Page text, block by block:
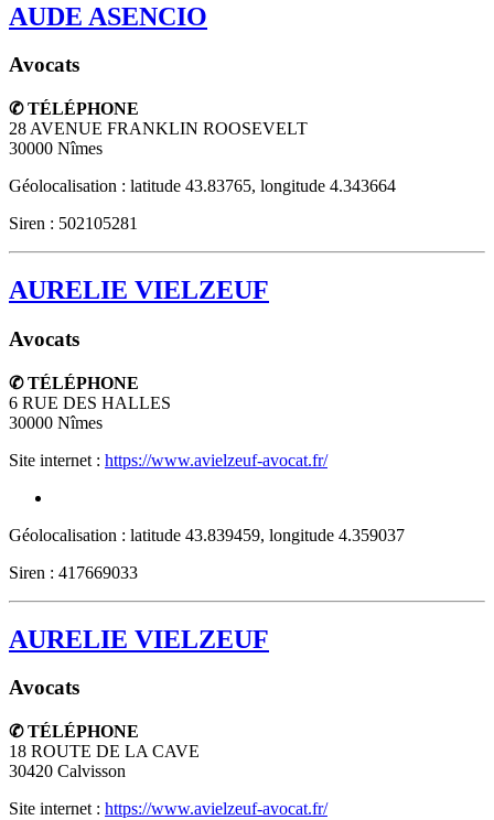
AUDE ASENCIO
Avocats
✆ TÉLÉPHONE
28 AVENUE FRANKLIN ROOSEVELT
30000 Nîmes
Géolocalisation : latitude 43.83765, longitude 4.343664
Siren : 502105281
AURELIE VIELZEUF
Avocats
✆ TÉLÉPHONE
6 RUE DES HALLES
30000 Nîmes
Site internet : https://www.avielzeuf-avocat.fr/
Géolocalisation : latitude 43.839459, longitude 4.359037
Siren : 417669033
AURELIE VIELZEUF
Avocats
✆ TÉLÉPHONE
18 ROUTE DE LA CAVE
30420 Calvisson
Site internet : https://www.avielzeuf-avocat.fr/